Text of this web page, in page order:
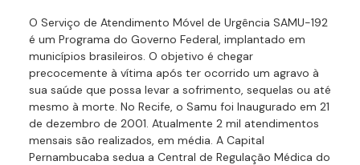
O Serviço de Atendimento Móvel de Urgência SAMU-192
é um Programa do Governo Federal, implantado em
municípios brasileiros. O objetivo é chegar
precocemente à vítima após ter ocorrido um agravo à
sua saúde que possa levar a sofrimento, sequelas ou até
mesmo à morte. No Recife, o Samu foi Inaugurado em 21
de dezembro de 2001. Atualmente 2 mil atendimentos
mensais são realizados, em média. A Capital
Pernambucaba sedua a Central de Regulação Médica do